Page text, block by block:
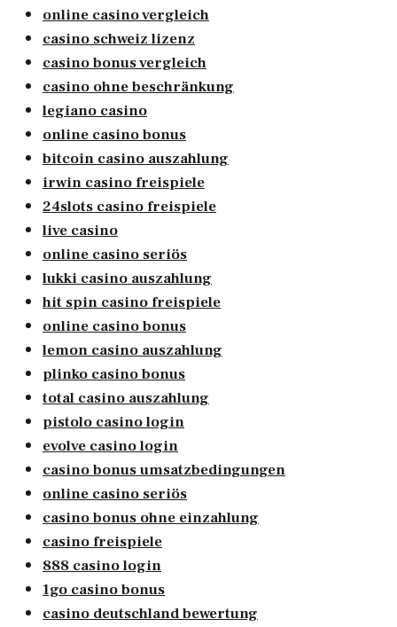
online casino vergleich
casino schweiz lizenz
casino bonus vergleich
casino ohne beschränkung
legiano casino
online casino bonus
bitcoin casino auszahlung
irwin casino freispiele
24slots casino freispiele
live casino
online casino seriös
lukki casino auszahlung
hit spin casino freispiele
online casino bonus
lemon casino auszahlung
plinko casino bonus
total casino auszahlung
pistolo casino login
evolve casino login
casino bonus umsatzbedingungen
online casino seriös
casino bonus ohne einzahlung
casino freispiele
888 casino login
1go casino bonus
casino deutschland bewertung